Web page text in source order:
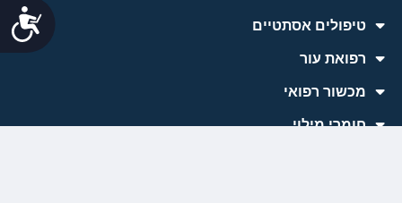
טיפולים אסתטיים
רפואת עור
מכשור רפואי
חומרי מילוי